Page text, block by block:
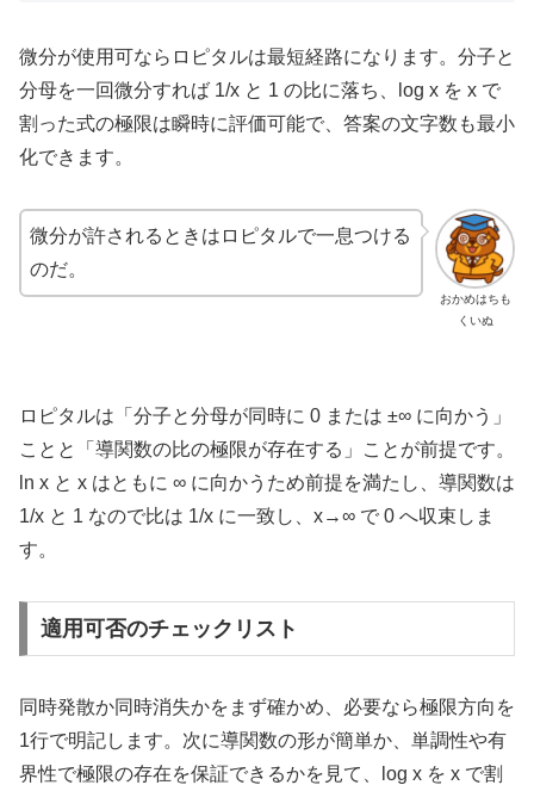
微分が使用可ならロピタルは最短経路になります。分子と
分母を一回微分すれば 1/x と 1 の比に落ち、log x を x で
割った式の極限は瞬時に評価可能で、答案の文字数も最小
化できます。
おかめはちも
くいぬ
微分が許されるときはロピタルで一息つける
のだ。
ロピタルは「分子と分母が同時に 0 または ±∞ に向かう」
ことと「導関数の比の極限が存在する」ことが前提です。
ln x と x はともに ∞ に向かうため前提を満たし、導関数は
1/x と 1 なので比は 1/x に一致し、x→∞ で 0 へ収束しま
す。
適用可否のチェックリスト
同時発散か同時消失かをまず確かめ、必要なら極限方向を
1行で明記します。次に導関数の形が簡単か、単調性や有
界性で極限の存在を保証できるかを見て、log x を x で割